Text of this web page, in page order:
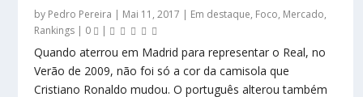
by Pedro Pereira | Mai 11, 2017 | Em destaque, Foco, Mercado,
Rankings | 0 |
Quando aterrou em Madrid para representar o Real, no
Verão de 2009, não foi só a cor da camisola que
Cristiano Ronaldo mudou. O português alterou também